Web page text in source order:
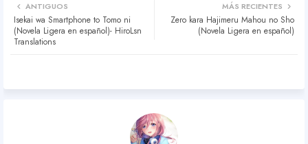
atsa
MÁS RECIENTES
Zero kara Hajimeru Mahou no Sho
(Novela Ligera en español)
ANTIGUOS
Isekai wa Smartphone to Tomo ni
(Novela Ligera en español)- HiroLsn
Translations